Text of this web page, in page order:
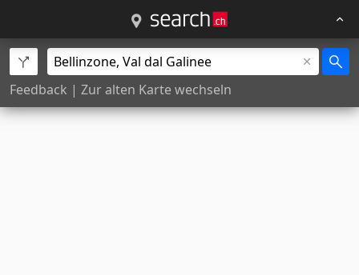
Feedback | Zur alten Karte wechseln